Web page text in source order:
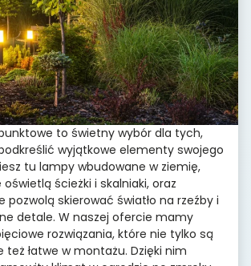
to świetny wybór dla tych,
wyjątkowe elementy swojego
tu lampy wbudowane w ziemię,
ścieżki i skalniaki, oraz
pozwolą skierować światło na rzeźby i
detale. W naszej ofercie mamy
rozwiązania, które nie tylko są
też łatwe w montażu. Dzięki nim